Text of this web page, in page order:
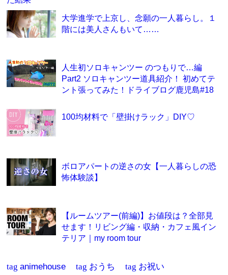
大学進学で上京し、念願の一人暮らし。１
階には美人さんもいて……
人生初ソロキャンツー のつもりで…編
Part2 ソロキャンツー道具紹介！ 初めてテ
ント張ってみた！ドライブログ鹿児島#18
100均材料で「壁掛けラック」DIY♡
ボロアパートの逆さの女【一人暮らしの恐
怖体験談】
【ルームツアー(前編)】お値段は？全部見
せます！リビング編・収納・カフェ風イン
テリア｜my room tour
taganimehouse tag おうち tag お祝い